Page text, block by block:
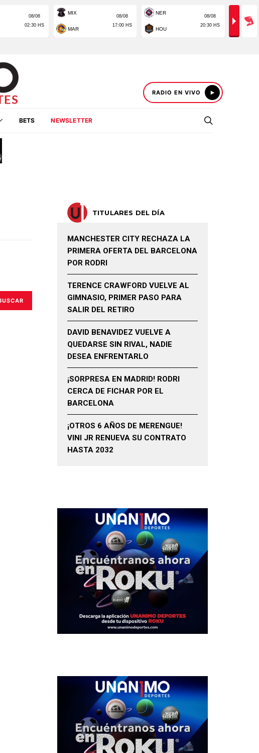
RADIO EN VIVO
BETS NEWSLETTER
TITULARES DEL DÍA
MANCHESTER CITY RECHAZA LA
PRIMERA OFERTA DEL BARCELONA
POR RODRI
TERENCE CRAWFORD VUELVE AL
GIMNASIO, PRIMER PASO PARA
SALIR DEL RETIRO
DAVID BENAVIDEZ VUELVE A
QUEDARSE SIN RIVAL, NADIE
DESEA ENFRENTARLO
¡SORPRESA EN MADRID! RODRI
CERCA DE FICHAR POR EL
BARCELONA
¡OTROS 6 AÑOS DE MERENGUE!
VINI JR RENUEVA SU CONTRATO
HASTA 2032